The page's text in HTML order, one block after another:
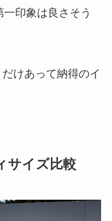
印象は良さそう
けあって納得のイ
サイズ比較